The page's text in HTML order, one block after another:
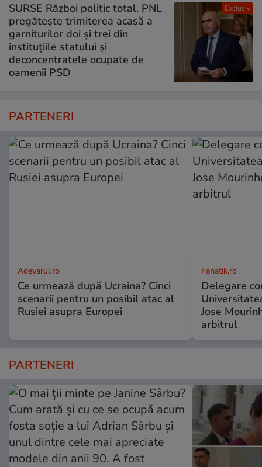
Exclusiv
SURSE Război politic total. PNL
pregătește trimiterea acasă a
garniturilor doi și trei din
instituțiile statului și
deconcentratele ocupate de
oamenii PSD
PARTENERI
Adevarul.ro
Ce urmează după Ucraina? Cinci
scenarii pentru un posibil atac al
Rusiei asupra Europei
Fanatik.ro
Delegare
Jose
arbitrul
PARTENERI